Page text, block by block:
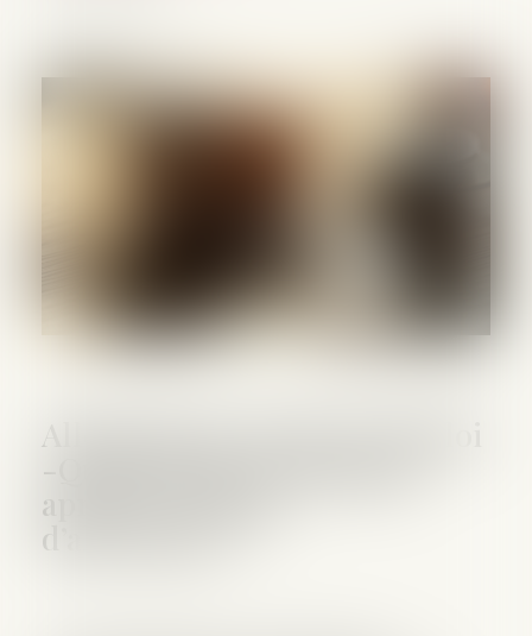
Allocation de retour à l'emploi
-Quels droits au chômage
d’alternance ?